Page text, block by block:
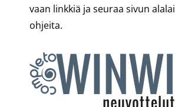
vaan linkkiä ja seuraa sivun
ohjeita.